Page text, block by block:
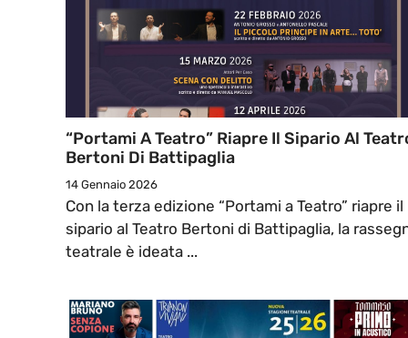
“Portami A Teatro” Riapre Il Sipario Al
Bertoni Di Battipaglia
14 Gennaio 2026
Con la terza edizione “Portami a Teatro” riapre il
sipario al Teatro Bertoni di Battipaglia, la
teatrale è ideata ...